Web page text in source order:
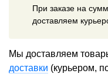
При заказе на
доставляем
Мы доставляем
доставки (курьером,